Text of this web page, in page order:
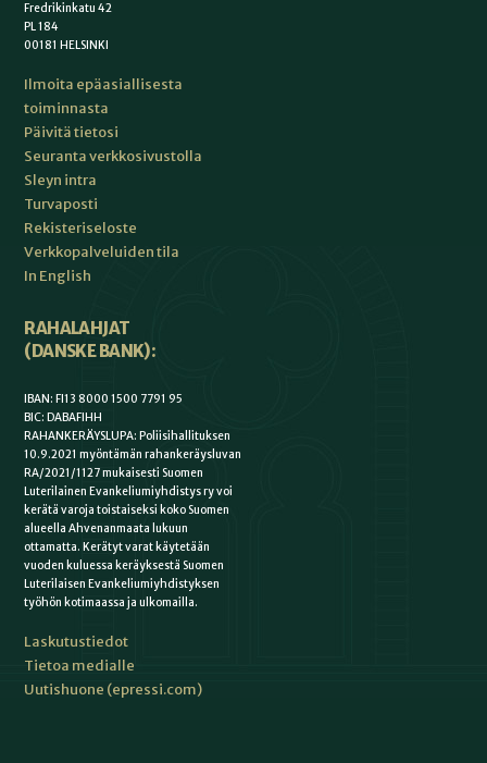
Fredrikinkatu 42
PL 184
00181 HELSINKI
Ilmoita epäasiallisesta
toiminnasta
Päivitä tietosi
Seuranta verkkosivustolla
Sleyn intra
Turvaposti
Rekisteriseloste
Verkkopalveluiden tila
In English
RAHALAHJAT
(DANSKE BANK):
IBAN: FI13 8000 1500 7791 95
BIC: DABAFIHH
RAHANKERÄYSLUPA: Poliisihallituksen
10.9.2021 myöntämän rahankeräysluvan
RA/2021/1127 mukaisesti Suomen
Luterilainen Evankeliumiyhdistys ry voi
kerätä varoja toistaiseksi koko Suomen
alueella Ahvenanmaata lukuun
ottamatta. Kerätyt varat käytetään
vuoden kuluessa keräyksestä Suomen
Luterilaisen Evankeliumiyhdistyksen
työhön kotimaassa ja ulkomailla.
Laskutustiedot
Tietoa medialle
Uutishuone (epressi.com)